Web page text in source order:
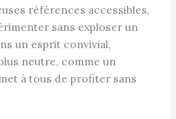
références accessibles,
sans exploser un
un esprit convivial,
neutre, comme un
à tous de profiter sans